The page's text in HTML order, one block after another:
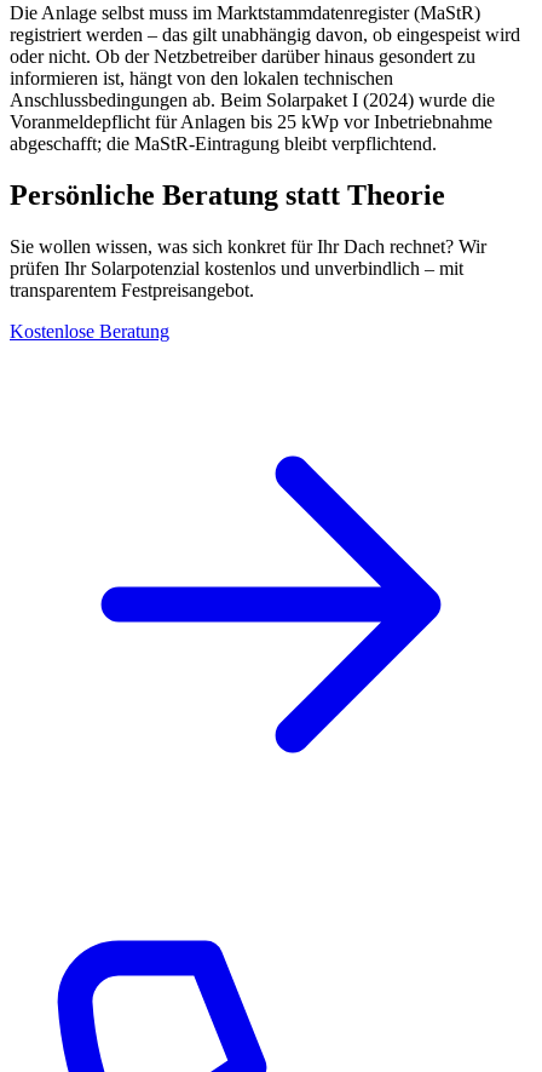
Die Anlage selbst muss im Marktstammdatenregister (MaStR)
registriert werden – das gilt unabhängig davon, ob eingespeist wird
oder nicht. Ob der Netzbetreiber darüber hinaus gesondert zu
informieren ist, hängt von den lokalen technischen
Anschlussbedingungen ab. Beim Solarpaket I (2024) wurde die
Voranmeldepflicht für Anlagen bis 25 kWp vor Inbetriebnahme
abgeschafft; die MaStR-Eintragung bleibt verpflichtend.
Persönliche Beratung statt Theorie
Sie wollen wissen, was sich konkret für Ihr Dach rechnet? Wir
prüfen Ihr Solarpotenzial kostenlos und unverbindlich – mit
transparentem Festpreisangebot.
Kostenlose Beratung